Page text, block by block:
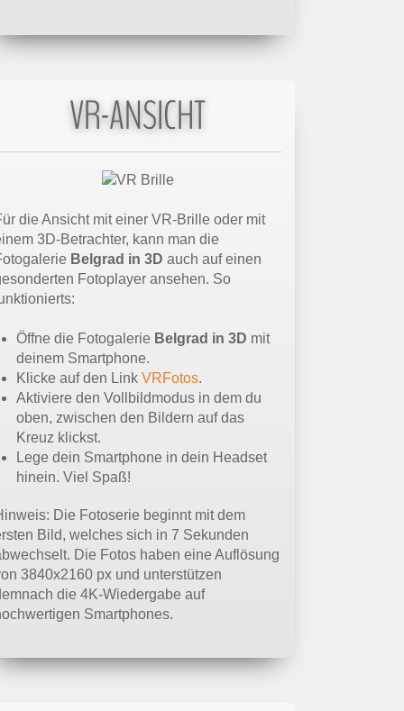
VR-ANSICHT
die Ansicht mit einer VR-Brille oder mit
3D-Betrachter, kann man die
Belgrad in 3D auch auf einen
Fotoplayer ansehen. So
Öffne die Fotogalerie Belgrad in 3D mit
deinem Smartphone.
Klicke auf den Link VRFotos.
Aktiviere den Vollbildmodus in dem du
oben, zwischen den Bildern auf das
Kreuz klickst.
Lege dein Smartphone in dein Headset
hinein. Viel Spaß!
Die Fotoserie beginnt mit dem
Bild, welches sich in 7 Sekunden
Die Fotos haben eine Auflösung
3840x2160 px und unterstützen
die 4K-Wiedergabe auf
Smartphones.